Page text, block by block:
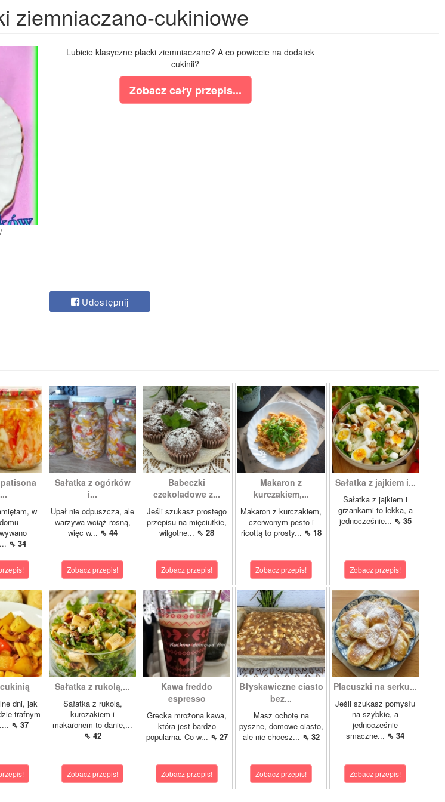
ziemniaczano-cukiniowe
Lubicie klasyczne placki ziemniaczane? A co powiecie na dodatek
cukinii?
Zobacz cały przepis...
Udostępnij
w
⇖ 34
Sałatka z ogórków
i...
Upał nie odpuszcza, ale
warzywa wciąż rosną,
więc w... ⇖ 44
Zobacz przepis!
Babeczki
czekoladowe z...
Jeśli szukasz prostego
przepisu na mięciutkie,
wilgotne... ⇖ 28
Zobacz przepis!
Makaron z
kurczakiem,...
Makaron z kurczakiem,
czerwonym pesto i
ricottą to prosty... ⇖ 18
Zobacz przepis!
Sałatka z jajkiem i...
Sałatka z jajkiem i
grzankami to lekka, a
jednocześnie... ⇖ 35
Zobacz przepis!
dni, jak
trafnym
⇖ 37
Sałatka z rukolą,...
Sałatka z rukolą,
kurczakiem i
makaronem to danie,...
⇖ 42
Zobacz przepis!
Kawa freddo
espresso
Grecka mrożona kawa,
która jest bardzo
popularna. Co w... ⇖ 27
Zobacz przepis!
Błyskawiczne ciasto
bez...
Masz ochotę na
pyszne, domowe ciasto,
ale nie chcesz... ⇖ 32
Zobacz przepis!
Placuszki na serku...
Jeśli szukasz pomysłu
na szybkie, a
jednocześnie
smaczne... ⇖ 34
Zobacz przepis!